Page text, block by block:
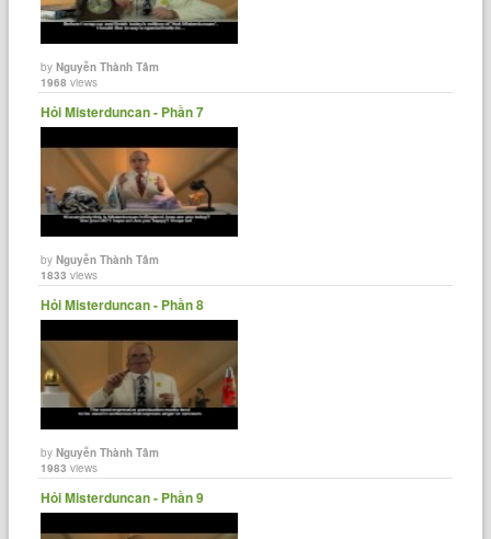
byNguyễn Thành Tâm
1968 views
Hỏi Misterduncan - Phần 7
byNguyễn Thành Tâm
1833 views
Hỏi Misterduncan - Phần 8
byNguyễn Thành Tâm
1983 views
Hỏi Misterduncan - Phần 9